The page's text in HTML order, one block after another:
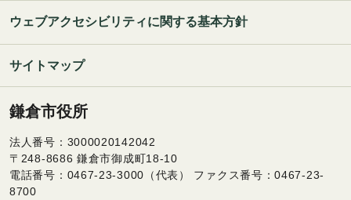
ウェブアクセシビリティに関する基本方針
サイトマップ
鎌倉市役所
法人番号：3000020142042
〒248-8686 鎌倉市御成町18-10
電話番号：0467-23-3000（代表） ファクス番号：0467-23-
8700